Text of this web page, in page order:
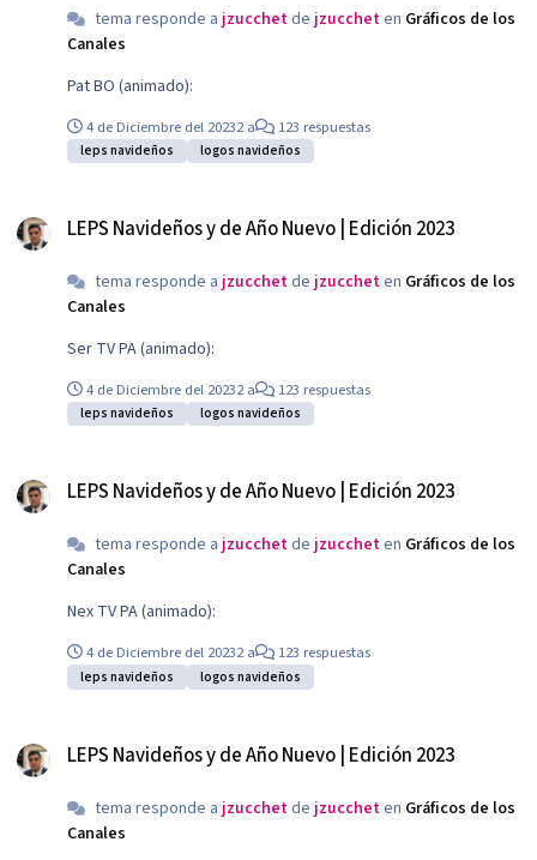
tema responde a jzucchetde jzuccheten Gráficos de los
Canales
Pat BO (animado):
4 de Diciembre del 20232 a 123 respuestas
leps navideños logos navideños
LEPS Navideños y de Año Nuevo | Edición 2023
tema responde ajzucchetdejzuccheten Gráficos de los
Canales
Ser TV PA (animado):
4 de Diciembre del 20232 a 123 respuestas
leps navideños logos navideños
LEPS Navideños y de Año Nuevo | Edición 2023
tema responde ajzucchetdejzuccheten Gráficos de los
Canales
Nex TV PA (animado):
4 de Diciembre del 20232 a 123 respuestas
leps navideños logos navideños
LEPS Navideños y de Año Nuevo | Edición 2023
tema responde a jzucchetde jzuccheten Gráficos de los
Canales